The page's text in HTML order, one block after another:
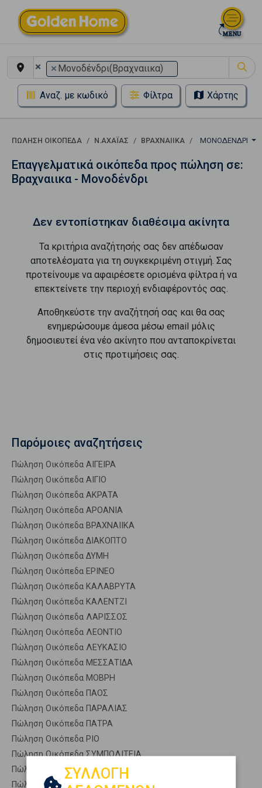
× × Μονοδένδρι(Βραχναιικα)
Αναζ. με κωδικό Φίλτρα Χάρτης
ΠΏΛΗΣΗ ΟΙΚΌΠΕΔΑ Ν.ΑΧΑΪΑΣ ΒΡΑΧΝΑΙΙΚΑ ΜΟΝΟΔΈΝΔΡΙ
Επαγγελματικά οικόπεδα προς πώληση σε:
Βραχναιικα - Μονοδένδρι
Δεν εντοπίστηκαν διαθέσιμα ακίνητα
Τα κριτήρια αναζήτησής σας δεν απέδωσαν
αποτελέσματα για τη συγκεκριμένη στιγμή. Σας
προτείνουμε να αφαιρέσετε ορισμένα φίλτρα ή να
επεκτείνετε την περιοχή ενδιαφέροντός σας.
Αποθηκεύστε την αναζήτησή σας και θα σας
ενημερώσουμε άμεσα μέσω email μόλις
δημοσιευτεί ένα νέο ακίνητο που ανταποκρίνεται
στις προτιμήσεις σας.
Παρόμοιες αναζητήσεις
Πώληση Οικόπεδα ΑΙΓΕΙΡΑ
Πώληση Οικόπεδα ΑΙΓΙΟ
Πώληση Οικόπεδα ΑΚΡΑΤΑ
Πώληση Οικόπεδα ΑΡΟΑΝΙΑ
Πώληση Οικόπεδα ΒΡΑΧΝΑΙΙΚΑ
Πώληση Οικόπεδα ΔΙΑΚΟΠΤΟ
Πώληση Οικόπεδα ΔΥΜΗ
Πώληση Οικόπεδα ΕΡΙΝΕΟ
Πώληση Οικόπεδα ΚΑΛΑΒΡΥΤΑ
Πώληση Οικόπεδα ΚΑΛΕΝΤΖΙ
Πώληση Οικόπεδα ΛΑΡΙΣΣΟΣ
Πώληση Οικόπεδα ΛΕΟΝΤΙΟ
Πώληση Οικόπεδα ΛΕΥΚΑΣΙΟ
Πώληση Οικόπεδα ΜΕΣΣΑΤΙΔΑ
Πώληση Οικόπεδα ΜΟΒΡΗ
Πώληση Οικόπεδα ΠΑΟΣ
Πώληση Οικόπεδα ΠΑΡΑΛΙΑΣ
Πώληση Οικόπεδα ΠΑΤΡΑ
Πώληση Οικόπεδα ΡΙΟ
Πώληση Οικόπεδα ΣΥΜΠΟΛΙΤΕΙΑ
Πώληση Οικόπεδα ΤΡΙΤΑΙΑ
Πώληση Οικόπεδα ΦΑΡΕΣ
ΣΥΛΛΟΓΗ